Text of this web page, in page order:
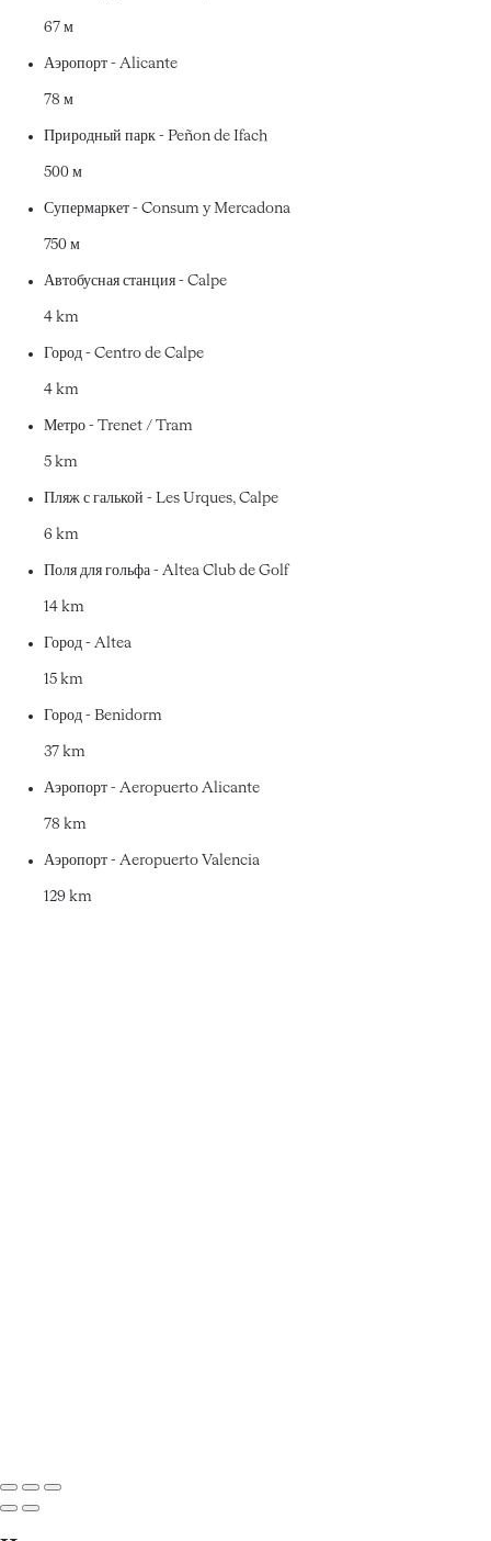
67 м
Аэропорт - Alicante
78 м
Природный парк - Peñon de Ifach
500 м
Супермаркет - Consum y Mercadona
750 м
Автобусная станция - Calpe
4 km
Город - Centro de Calpe
4 km
Метро - Trenet / Tram
5 km
Пляж с галькой - Les Urques, Calpe
6 km
Поля для гольфа - Altea Club de Golf
14 km
Город - Altea
15 km
Город - Benidorm
37 km
Аэропорт - Aeropuerto Alicante
78 km
Аэропорт - Aeropuerto Valencia
129 km